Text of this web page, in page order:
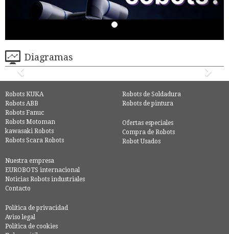
Diagramas
Robots KUKA
Robots ABB
Robots Fanuc
Robots Motoman
kawasaki Robots
Robots Scara Robots
Robots de Soldadura
Robots de pintura
Ofertas especiales
Compra de Robots
Robot Usados
Nuestra empresa
EUROBOTS internacional
Noticias Robots industriales
Contacto
Política de privacidad
Aviso legal
Política de cookies